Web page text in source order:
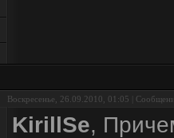
Воскресенье, 26.09.2010, 01:05 |
KirillSe,